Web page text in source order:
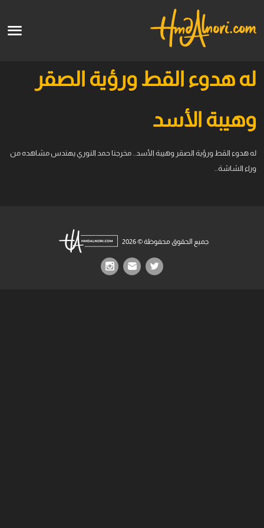
الرئيسية
قالو عنا
الدورات
English
له هدوء القط ورؤية الصقر
وهيبة اﻷسد
له هدوء القط ورؤية الصقر وهيبة اﻷسد.. مخرجنا حمد النوري يهندس مشاهده من
وراء الشاشة..
جميع الحقوق محفوظة © 2026